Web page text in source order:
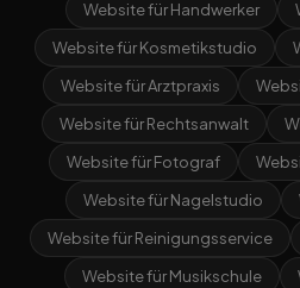
Website für Handwerker
Website für Kosmetikstudio
Website für Arztpraxis
Website für Rechtsanwalt
Website für Fotograf
Website für Nagelstudio
Website für Reinigungsservice
Website für Musikschule